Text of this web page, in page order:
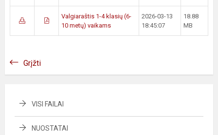
Valgiaraštis 1-4 klasių (6-
10 metų) vaikams
2026-03-13
18:45:07
18.88
MB
Grįžti
VISI FAILAI
NUOSTATAI